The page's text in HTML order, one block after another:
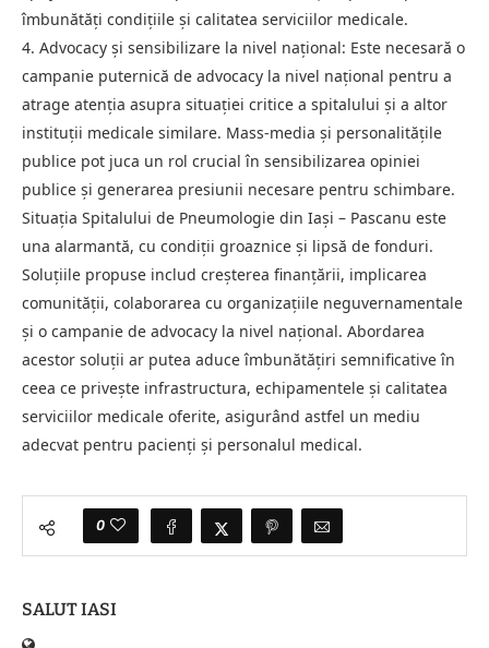
îmbunătăți condițiile și calitatea serviciilor medicale.
4. Advocacy și sensibilizare la nivel național: Este necesară o
campanie puternică de advocacy la nivel național pentru a
atrage atenția asupra situației critice a spitalului și a altor
instituții medicale similare. Mass-media și personalitățile
publice pot juca un rol crucial în sensibilizarea opiniei
publice și generarea presiunii necesare pentru schimbare.
Situația Spitalului de Pneumologie din Iași – Pascanu este
una alarmantă, cu condiții groaznice și lipsă de fonduri.
Soluțiile propuse includ creșterea finanțării, implicarea
comunității, colaborarea cu organizațiile neguvernamentale
și o campanie de advocacy la nivel național. Abordarea
acestor soluții ar putea aduce îmbunătățiri semnificative în
ceea ce privește infrastructura, echipamentele și calitatea
serviciilor medicale oferite, asigurând astfel un mediu
adecvat pentru pacienți și personalul medical.
0
SALUT IASI